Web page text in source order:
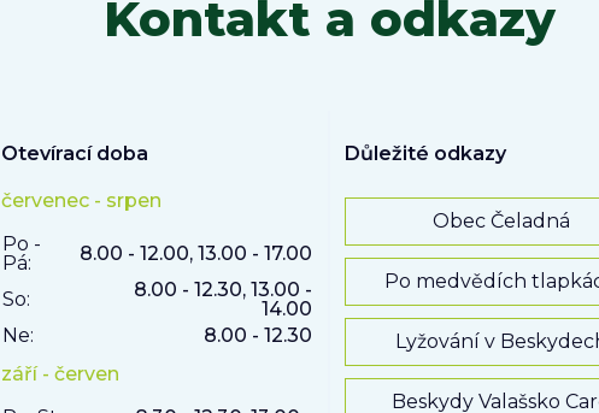
Kontakt a odkazy
Otevírací doba
červenec - srpen
Po -
Pá:
8.00 - 12.00, 13.00 - 17.00
So:
8.00 - 12.30, 13.00 -
14.00
Ne:
8.00 - 12.30
září - červen
Důležité odkazy
Obec Čeladná
Po medvědích
Lyžování v
Beskydy Valašsko